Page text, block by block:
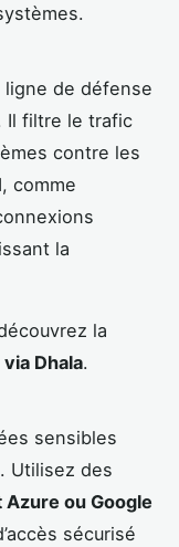
de défense
Il filtre le trafic
contre les
comme
la
la
Dhala.
sensibles
Utilisez des
ou Google
sécurisé